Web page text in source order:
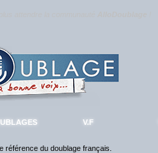
V.F
référence du doublage français.